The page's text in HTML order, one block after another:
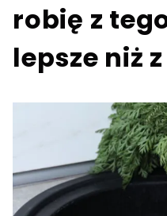
robię z
lepsze niż